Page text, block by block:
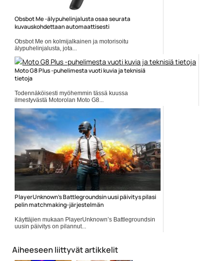
Obsbot Me -älypuhelinjalusta osaa seurata
kuvauskohdettaan automaattisesti
Obsbot Me on kolmijalkainen ja motorisoitu
älypuhelinjalusta, jota...
henkilökuvaus
Moto G8 Plus -puhelimesta vuoti kuvia ja teknisiä
tietoja
Todennäköisesti myöhemmin tässä kuussa
ilmestyvästä Motorolan Moto G8...
Mobiili
PlayerUnknown’s Battlegroundsin uusi päivitys pilasi
pelin matchmaking-järjestelmän
Käyttäjien mukaan PlayerUnknown’s Battlegroundsin
uusin päivitys on pilannut...
Aiheeseen liittyvät artikkelit